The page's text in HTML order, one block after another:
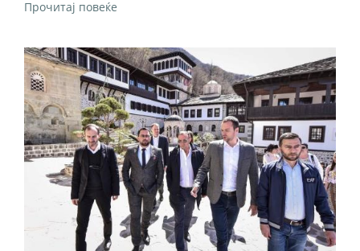
Прочитај повеќе